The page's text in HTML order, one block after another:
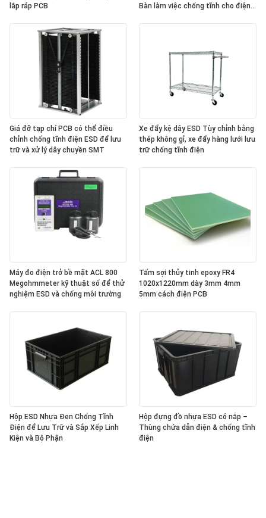
lắp ráp PCB
Bàn làm việc chống tĩnh cho điện
Giá đỡ tạp chí PCB có thể điều
chỉnh chống tĩnh điện ESD để lưu
trữ và xử lý dây chuyền SMT
Xe đẩy kệ dây ESD Tùy chỉnh bằng
thép không gỉ, xe đẩy hàng lưới lưu
trữ chống tĩnh điện
Máy đo điện trở bề mặt ACL 800
Megohmmeter kỹ thuật số để thử
nghiệm ESD và chống môi trường
Tấm sợi thủy tinh epoxy FR4
1020x1220mm dày 3mm 4mm
5mm cách điện PCB
Hộp ESD Nhựa Đen Chống Tĩnh
Điện để Lưu Trữ và Sắp Xếp Linh
Kiện và Bộ Phận
Hộp đựng đồ nhựa ESD có nắp –
Thùng chứa dẫn điện & chống tĩnh
điện